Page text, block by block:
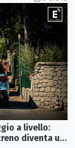
a livello:
diventa un